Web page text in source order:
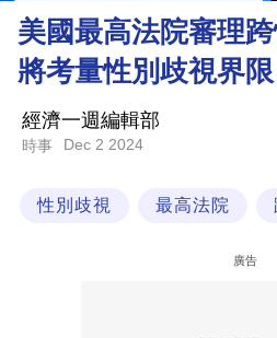
財
商
業
科
美國最高法院審理
將考量性別歧視界限
經濟一週編輯部
時事 Dec 2 2024
性別歧視 最高法院
廣告